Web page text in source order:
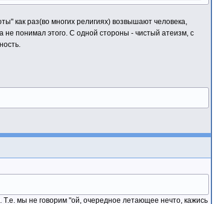
как раз(во многих религиях) возвышают человека,
не понимал этого. С одной стороны - чистый атеизм, с
Т.е. мы не говорим "ой, очередное летающее нечто, кажись